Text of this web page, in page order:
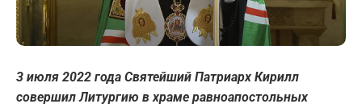
3 июля 2022 года Святейший Патриарх Кирилл
совершил Литургию в храме равноапостольных